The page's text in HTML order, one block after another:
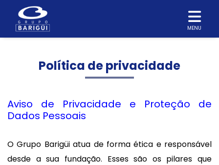
MENU
Política de privacidade
Aviso de Privacidade e Proteção de
Dados Pessoais
O Grupo Barigüi atua de forma ética e responsável
desde a sua fundação. Esses são os pilares que